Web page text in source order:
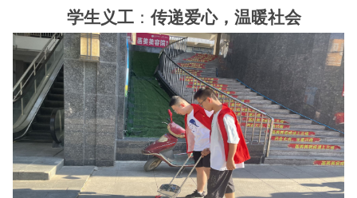
学生义工： 传递爱心，温暖社会